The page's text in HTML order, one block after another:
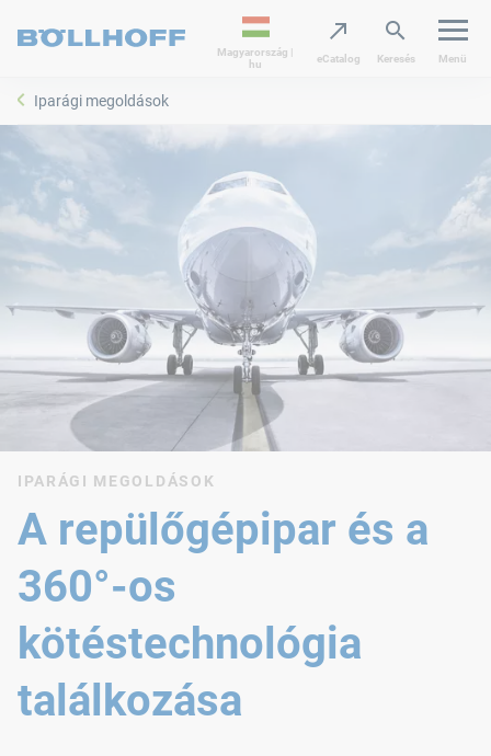
Magyarország |
hu
eCatalog Keresés Menü
Iparági megoldások
IPARÁGI MEGOLDÁSOK
A repülőgépipar és a
360°-os
kötéstechnológia
találkozása